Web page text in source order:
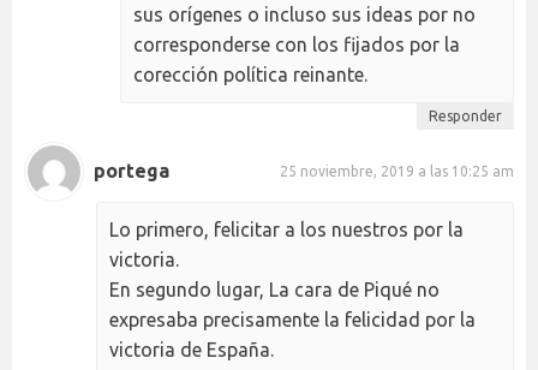
sus orígenes o incluso sus ideas por no
corresponderse con los fijados por la
corección política reinante.
Responder
portega 25 noviembre, 2019 a las 10:25 am
Lo primero, felicitar a los nuestros por la
victoria.
En segundo lugar, La cara de Piqué no
expresaba precisamente la felicidad por la
victoria de España.